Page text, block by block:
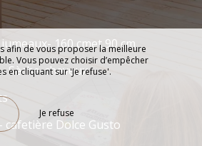
160 cmet 90 cm
Sèche-cheveux
cafetière Dolce Gusto
afin de vous proposer la meilleure
Vous pouvez choisir d’empêcher
en cliquant sur 'Je refuse'.
Je refuse